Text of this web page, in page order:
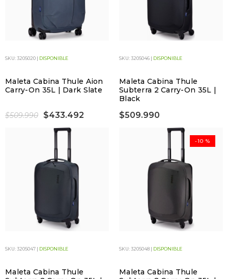
SKU: 3205020 | DISPONIBLE
Maleta Cabina Thule Aion
Carry-On 35L | Dark Slate
$509.990 $433.492
SKU: 3205046 | DISPONIBLE
Maleta Cabina Thule
Subterra 2 Carry-On 35L |
Black
$509.990
SKU: 3205047 | DISPONIBLE
Maleta Cabina Thule
SKU: 3205048 | DISPONIBLE
Maleta Cabina Thule
-10 %